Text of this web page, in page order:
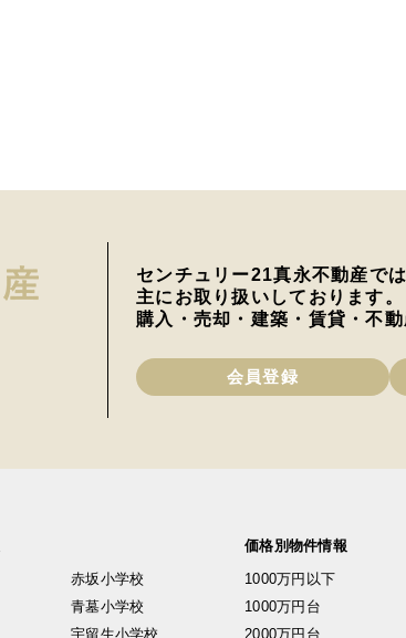
センチュリー21真永不動産で
主にお取り扱いしております。
購入・売却・建築・賃貸・不
会員登録
赤坂小学校
青墓小学校
宇留生小学校
価格別物件情報
1000万円以下
1000万円台
2000万円台